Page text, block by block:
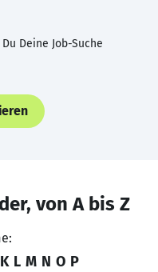
Deine Job-Suche
von A bis Z
K L M N O P